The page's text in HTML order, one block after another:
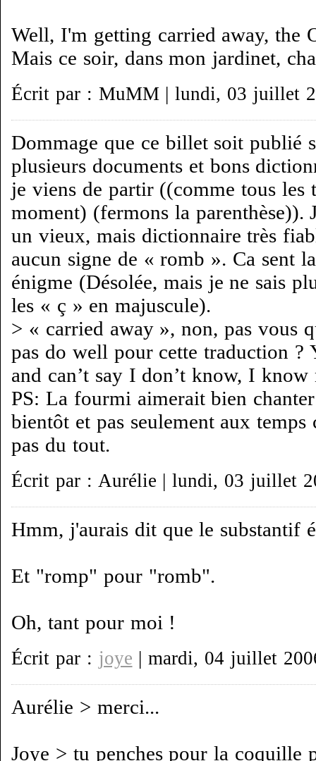
Well, I'm getting carried away, the
Mais ce soir, dans mon jardinet,
Écrit par : MuMM | lundi, 03 juillet
Dommage que ce billet soit publié
plusieurs documents et bons
je viens de partir ((comme tous les
moment) (fermons la parenthèse)).
un vieux, mais dictionnaire très
aucun signe de « romb ». Ca sent
énigme (Désolée, mais je ne sais
les « ç » en majuscule).
> « carried away », non, pas vous
pas do well pour cette traduction ?
and can’t say I don’t know, I
PS: La fourmi aimerait bien
bientôt et pas seulement aux
pas du tout.
Écrit par : Aurélie | lundi, 03 juillet
Hmm, j'aurais dit que le substantif
Et "romp" pour "romb".
Oh, tant pour moi !
Écrit par : joye | mardi, 04 juillet
Aurélie > merci...
Joye > tu penches pour la coquille